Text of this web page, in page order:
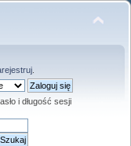
.
i długość sesji